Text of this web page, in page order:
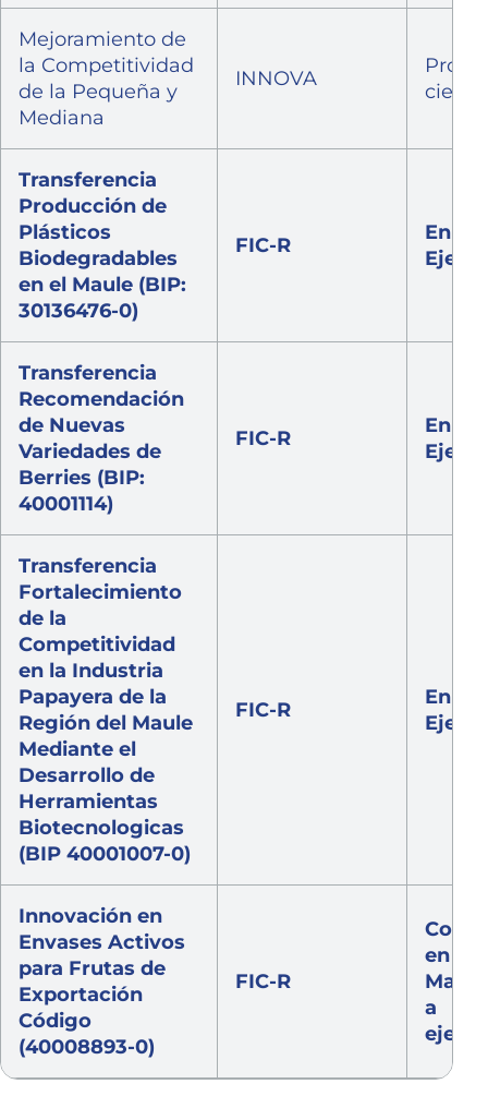
Mejoramiento de
la Competitividad
de la Pequeña y
Mediana
INNOVA
cierre
Transferencia
Producción de
Plásticos
Biodegradables
en el Maule (BIP:
30136476-0)
FIC-R
En
Transferencia
Recomendación
de Nuevas
Variedades de
Berries (BIP:
40001114)
FIC-R
En
Transferencia
Fortalecimiento
de la
Competitividad
en la Industria
Papayera de la
Región del Maule
Mediante el
Desarrollo de
Herramientas
Biotecnologicas
(BIP 40001007-0)
FIC-R
En
Innovación en
Envases Activos
para Frutas de
Exportación
Código
(40008893-0)
FIC-R
en
a